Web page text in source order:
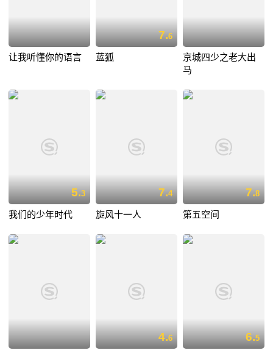
让我听懂你的语言
7.6
蓝狐
京城四少之老大出
马
5.3
我们的少年时代
7.4
旋风十一人
7.8
第五空间
4.6 6.5